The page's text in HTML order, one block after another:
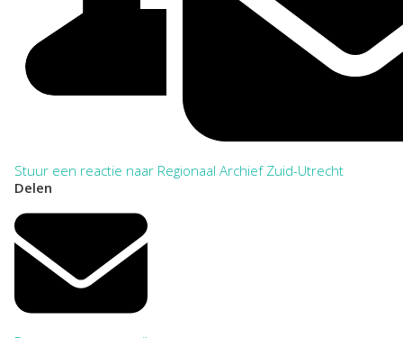
Stuur een reactie naar Regionaal Archief Zuid-Utrecht
Delen